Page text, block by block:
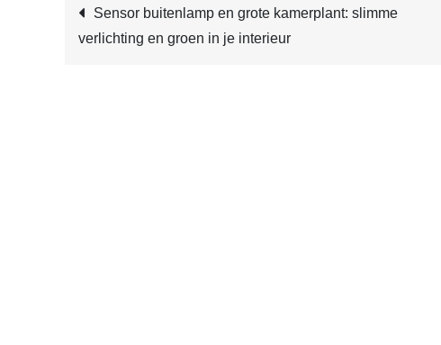
Post
Sensor buitenlamp en grote kamerplant: slimme
verlichting en groen in je interieur